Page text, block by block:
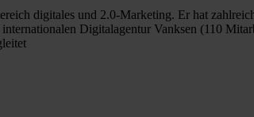
digitales und 2.0-Marketing. Er hat
Digitalagentur Vanksen (110